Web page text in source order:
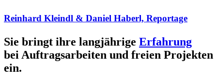
Reinhard Kleindl & Daniel Haberl, Reportage
Sie bringt ihre langjährige Erfahrung
bei Auftragsarbeiten und freien Projekten
ein.